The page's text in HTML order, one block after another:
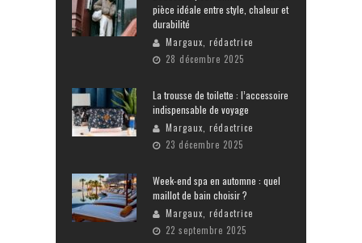
pièce idéale entre style, chaleur et
durabilité
Margaux, rédactrice
28 décembre 2025
La trousse de toilette : l’accessoire
indispensable de voyage
Margaux, rédactrice
23 décembre 2025
Week-end spa en automne : quel
maillot de bain choisir ?
Margaux, rédactrice
22 septembre 2025